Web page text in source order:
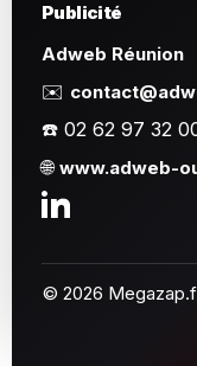
Publicité
Adweb Réunion
✉️
☎️ 02 62 97 32
🌐www.adweb-
© 2026